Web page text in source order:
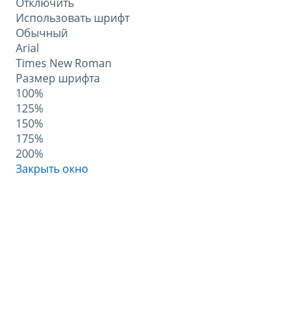
Использовать шрифт
Обычный
Arial
Times New Roman
Размер шрифта
100%
125%
150%
175%
200%
Закрыть окно